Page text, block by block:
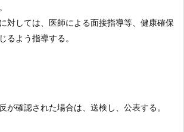
対しては、医師による面接指導等、健康確保
るよう指導する。
が確認された場合は、送検し、公表する。